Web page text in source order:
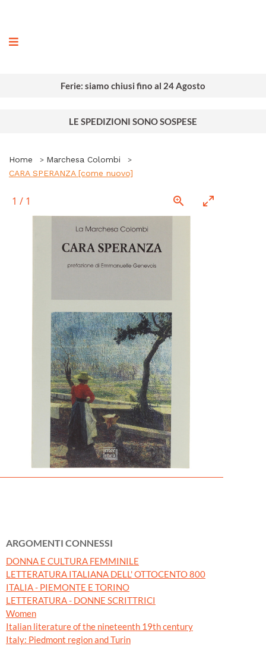
Ferie: siamo chiusi fino al 24 Agosto
LE SPEDIZIONI SONO SOSPESE
Home
Marchesa Colombi
CARA SPERANZA [come nuovo]
1 / 1
ARGOMENTI CONNESSI
DONNA E CULTURA FEMMINILE
LETTERATURA ITALIANA DELL' OTTOCENTO 800
ITALIA - PIEMONTE E TORINO
LETTERATURA - DONNE SCRITTRICI
Women
Italian literature of the nineteenth 19th century
Italy: Piedmont region and Turin